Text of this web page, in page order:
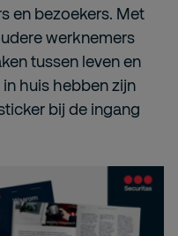
en bezoekers. Met
werknemers
tussen leven en
huis hebben zijn
bij de ingang